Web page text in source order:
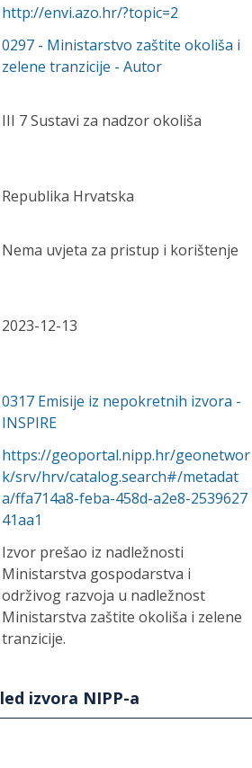
http://envi.azo.hr/?topic=2
0297 - Ministarstvo zaštite okoliša i
zelene tranzicije - Autor
III 7 Sustavi za nadzor okoliša
Republika Hrvatska
Nema uvjeta za pristup i korištenje
2023-12-13
0317 Emisije iz nepokretnih izvora -
INSPIRE
https://geoportal.nipp.hr/geonetwor
k/srv/hrv/catalog.search#/metadat
a/ffa714a8-feba-458d-a2e8-2539627
41aa1
Izvor prešao iz nadležnosti
Ministarstva gospodarstva i
održivog razvoja u nadležnost
Ministarstva zaštite okoliša i zelene
tranzicije.
izvora NIPP-a